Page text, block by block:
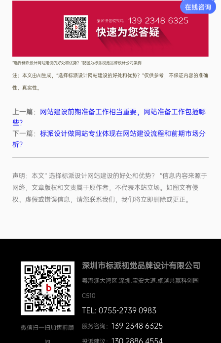
“​选择标派设计网站建设的好处和优势？”配图为标派视觉品牌设计公司案例
注：本文由AI生成，“​选择标派设计网站建设的好处和优势？”仅供参考，不保证内容的准确
性、真实性。
上一篇： 网站建设前期准备工作相当重要，网站准备工作包插哪
些？
下一篇： 标派设计做网站专业体现在网站建设流程和前期市场分
析？
声明：本文“ ​选择标派设计网站建设的好处和优势？ ”信息内容来源于
网络，文章版权和文责属于原作者，不代表本站立场。如图文有侵
权、虚假或错误信息，请您联系我们，我们将立即删除或更正。
微信扫一扫加售前顾
深圳市标派视觉品牌设计有限公司
粤港澳大湾区.深圳.宝安大道.卓越共赢科创园
C510
TEL: 0755-2739 0983
服务咨询： 139 2348 6325
130 2886 4554